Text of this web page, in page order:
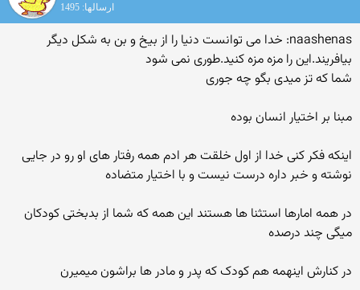
ارسالها: 1495
naashenas: خدا می توانست دنیا را از بیخ و بن به شکل دیگر
بیافریند.این را مزه مزه کنید.طوری نمی شود
شما که تز میدی بگو چه جوری
مبنا بر اختیار انسان بوده
اینکه فکر کنی خدا از اول خلقت هر ادم همه رفتار های او رو در جایی
نوشته و خبر داره درست نیست و با اختیار متضاده
در همه امارها استثنا ها هستند این همه که شما از بدبختی کودکان
میگی چند درصده
در کنارش اینهمه هم کودک که پدر و مادر ها براشون میمیرن